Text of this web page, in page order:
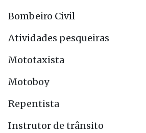
Bombeiro Civil
Atividades pesqueiras
Mototaxista
Motoboy
Repentista
Instrutor de trânsito